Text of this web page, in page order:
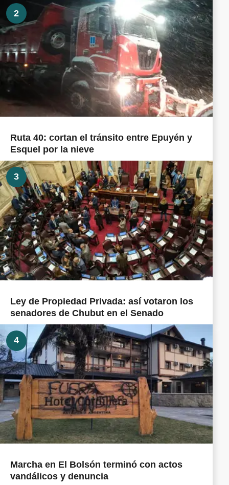
2
Ruta 40: cortan el tránsito entre Epuyén y
Esquel por la nieve
3
Ley de Propiedad Privada: así votaron los
senadores de Chubut en el Senado
4
Marcha en El Bolsón terminó con actos
vandálicos y denuncia